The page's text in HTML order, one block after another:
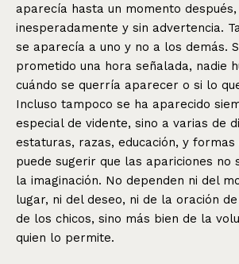
aparecía hasta un momento después,
inesperadamente y sin advertencia.
se aparecía a uno y no a los demás.
prometido una hora señalada, nadie
cuándo se querría aparecer o si lo
Incluso tampoco se ha aparecido
especial de vidente, sino a varias de
estaturas, razas, educación, y formas
puede sugerir que las apariciones no
la imaginación. No dependen ni del
lugar, ni del deseo, ni de la oración
de los chicos, sino más bien de la
quien lo permite.